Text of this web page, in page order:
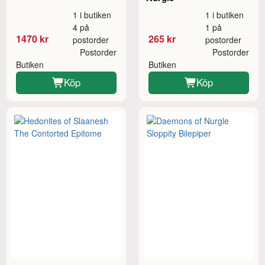
1470 kr
1 i butiken
4 på
postorder
Butiken
Postorder
Köp
265 kr
1 i butiken
1 på
postorder
Butiken
Postorder
Köp